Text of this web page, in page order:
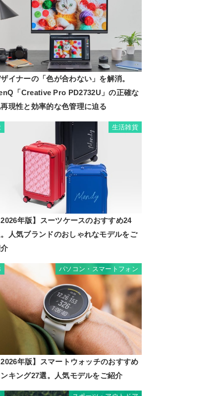
イナーの「色が合わない」を解消。
「Creative Pro PD2732U」の正確な
現性と効率的な色管理に迫る
生活雑貨
年版】スーツケースのおすすめ24
人気ブランドのおしゃれなモデルをご
パソコン・スマートフォン
年版】スマートウォッチのおすすめ
キング27選。人気モデルをご紹介